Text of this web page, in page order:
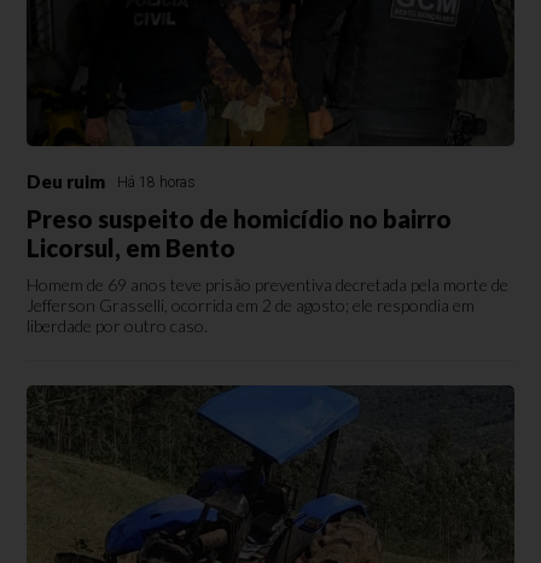
Deu ruim Há 18 horas
Preso suspeito de homicídio no bairro
Licorsul, em Bento
Homem de 69 anos teve prisão preventiva decretada pela morte de
Jefferson Grasselli, ocorrida em 2 de agosto; ele respondia em
liberdade por outro caso.